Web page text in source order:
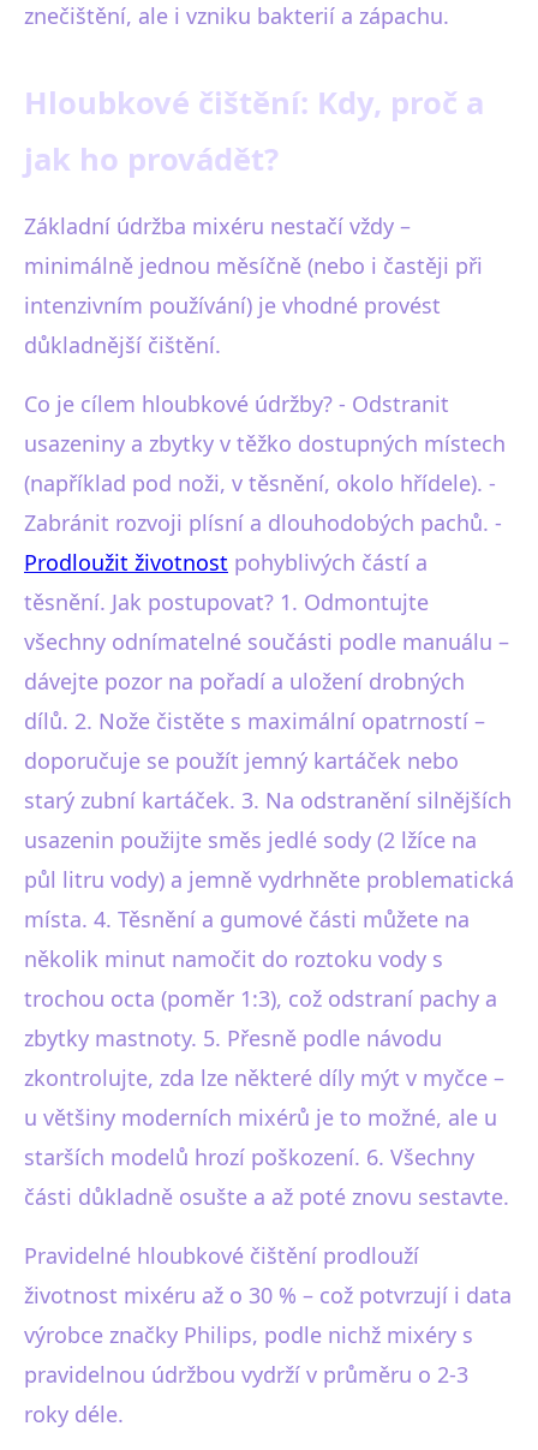
znečištění, ale i vzniku bakterií a zápachu.
Hloubkové čištění: Kdy, proč a
jak ho provádět?
Základní údržba mixéru nestačí vždy –
minimálně jednou měsíčně (nebo i častěji při
intenzivním používání) je vhodné provést
důkladnější čištění.
Co je cílem hloubkové údržby? - Odstranit
usazeniny a zbytky v těžko dostupných místech
(například pod noži, v těsnění, okolo hřídele). -
Zabránit rozvoji plísní a dlouhodobých pachů. -
Prodloužit životnost pohyblivých částí a
těsnění. Jak postupovat? 1. Odmontujte
všechny odnímatelné součásti podle manuálu –
dávejte pozor na pořadí a uložení drobných
dílů. 2. Nože čistěte s maximální opatrností –
doporučuje se použít jemný kartáček nebo
starý zubní kartáček. 3. Na odstranění silnějších
usazenin použijte směs jedlé sody (2 lžíce na
půl litru vody) a jemně vydrhněte problematická
místa. 4. Těsnění a gumové části můžete na
několik minut namočit do roztoku vody s
trochou octa (poměr 1:3), což odstraní pachy a
zbytky mastnoty. 5. Přesně podle návodu
zkontrolujte, zda lze některé díly mýt v myčce –
u většiny moderních mixérů je to možné, ale u
starších modelů hrozí poškození. 6. Všechny
části důkladně osušte a až poté znovu sestavte.
Pravidelné hloubkové čištění prodlouží
životnost mixéru až o 30 % – což potvrzují i data
výrobce značky Philips, podle nichž mixéry s
pravidelnou údržbou vydrží v průměru o 2-3
roky déle.